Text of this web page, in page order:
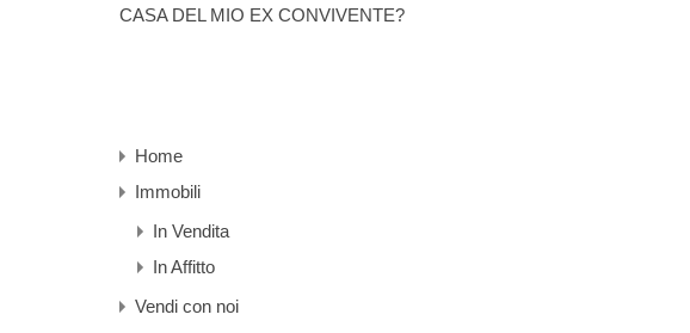
CASA DEL MIO EX CONVIVENTE?
Home
Immobili
In Vendita
In Affitto
Vendi con noi